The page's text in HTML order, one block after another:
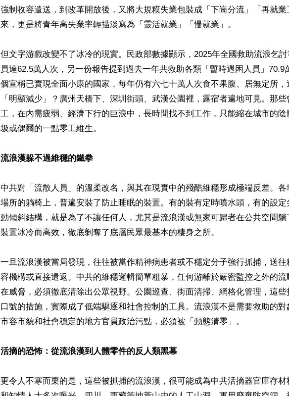
強制收容遣送，到改革開放後，又將大規糢失業包裝成「下崗分流」「再就
來，更是將青年高失業率輕描淡寫為「靈活就業」「慢就業」。
但文字游戲改變不了冰冷的現實。民政部數據顯示，2025年全國救助流浪乞
員達62.5萬人次，另一份報告提到過去一年共救助各類「暫時遇困人員」70.9
個宣稱已實現全面小康的國家，每年仍有六七十萬人次食不果腹、居無定所，
「明顯減少」？廣州天橋下、深圳街頭、武漢公園裡，露宿者遍地可見。那
工，在內需疲弱、經濟下行的巨浪中，長時間找不到工作，只能縮在城市的陰
圾或偶爾的一點零工維生。
流浪漢躲不過維穩的鐵拳
中共對「流散人員」的溫柔改名，與其在現實中的殘酷維穩形成極端反差。
場所的躺椅上，普遍安裝了防止睡眠的裝置。有的裝有定時噴水頭，有的設定
動傾斜結構，就是為了不讓任何人，尤其是流浪漢或無家可歸者在公共空間
裝置冰冷而高效，徹底剝奪了底層民眾最基本的棲身之所。
一旦流浪漢被當局發現，往往被當作精神病患者或不穩定分子強行抓捕，送往
容機構或直接遣返。中共的維穩邏輯簡單粗暴，任何游離於嚴密監控之外的
在威脅，必須徹底清除出公眾視野。公園巡查、街面清掃、網格化管理，這些
口號的措施，實際成了低端驅逐和社會控制的工具。流浪漢不是需要救助的
市容市貌和社會穩定的地方官員政治污點，必須被「動態清零」。
活摘的恐怖：從流浪漢到人體零件的反人類黑幕
更令人不寒而栗的是，這些被抓捕的流浪漢，很可能成為中共活摘器官庫存